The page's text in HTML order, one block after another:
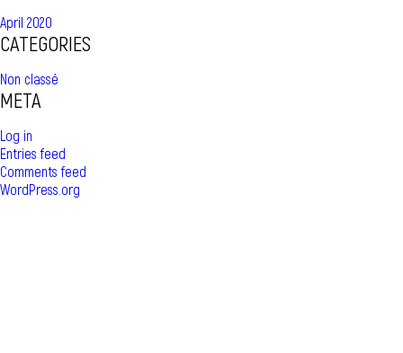
April 2020
CATEGORIES
Non classé
META
Log in
Entries feed
Comments feed
WordPress.org